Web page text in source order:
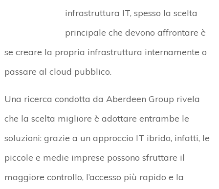
infrastruttura IT, spesso la scelta
principale che devono affrontare è
se creare la propria infrastruttura internamente o
passare al cloud pubblico.
Una ricerca condotta da Aberdeen Group rivela
che la scelta migliore è adottare entrambe le
soluzioni: grazie a un approccio IT ibrido, infatti, le
piccole e medie imprese possono sfruttare il
maggiore controllo, l’accesso più rapido e la